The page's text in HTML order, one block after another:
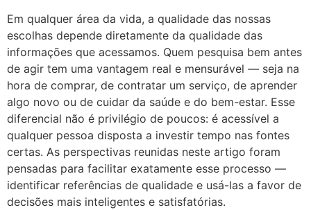
Em qualquer área da vida, a qualidade das nossas
escolhas depende diretamente da qualidade das
informações que acessamos. Quem pesquisa bem antes
de agir tem uma vantagem real e mensurável — seja na
hora de comprar, de contratar um serviço, de aprender
algo novo ou de cuidar da saúde e do bem-estar. Esse
diferencial não é privilégio de poucos: é acessível a
qualquer pessoa disposta a investir tempo nas fontes
certas. As perspectivas reunidas neste artigo foram
pensadas para facilitar exatamente esse processo —
identificar referências de qualidade e usá-las a favor de
decisões mais inteligentes e satisfatórias.